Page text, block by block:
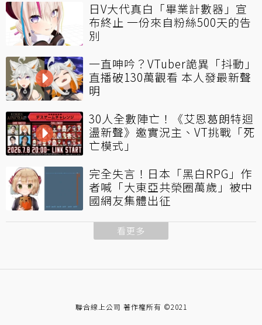
日V大代真白「畢業計數器」宣
布終止 一份來自粉絲500天的告
別
一直呻吟？VTuber詭異「抖動」
直播破130萬觀看 本人發最新聲
明
30人全數陣亡！《艾恩葛朗特迴
盪新聲》邀實況主、VT挑戰「死
亡模式」
完全失言！日本「黑白RPG」作
者喊「大東亞共榮圈萬歲」被中
國網友集體出征
看更多
聯合線上公司 著作權所有 ©2021